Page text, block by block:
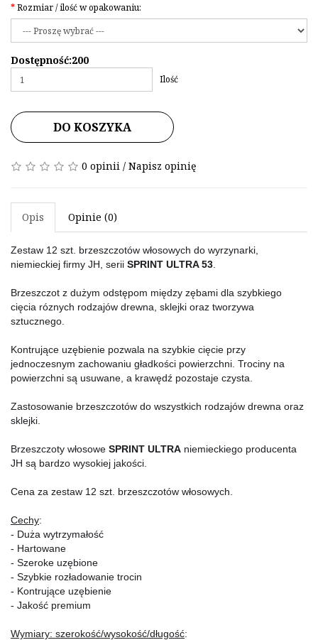
Rozmiar / ilość w opakowaniu:
Dostępność:200
Ilość
DO KOSZYKA
0 opinii / Napisz opinię
Opis Opinie (0)
Zestaw 12 szt. brzeszczotów włosowych do wyrzynarki,
niemieckiej firmy JH, serii SPRINT ULTRA 53
Brzeszczot z dużym odstępom między zębami dla szybkiego
cięcia róznych rodzajów drewna, sklejki oraz tworzywa
sztucznego.
Kontrujące uzębienie pozwala na szybkie cięcie przy
jednoczesnym zachowaniu gładkości powierzchni. Trociny na
powierzchni są usuwane, a krawędź pozostaje czysta.
Zastosowanie brzeszczotów do wszystkich rodzajów drewna oraz
sklejki.
Brzeszczoty włosowe SPRINT ULTRA niemieckiego producenta
JH są bardzo wysokiej jakości.
Cena za zestaw 12 szt. brzeszczotów włosowych.
Cechy:
- Duża wytrzymałość
- Hartowane
- Szeroke uzębione
- Szybkie rozładowanie trocin
- Kontrujące uzębienie
- Jakość premium
Wymiary: szerokość/wysokość/długość: